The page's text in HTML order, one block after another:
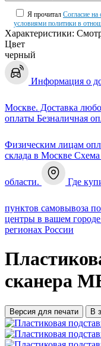
Я прочитал Согласие
условиями политики в
Характеристики:
Цвет
черный
Информация о
Москве. Доставка
оплаты Безналичная
Физическим лицам
склада в Москве Схема
области. Где
пунктов самовывоза
центры в вашем городе
регионах России
сканера
Версия для печати В